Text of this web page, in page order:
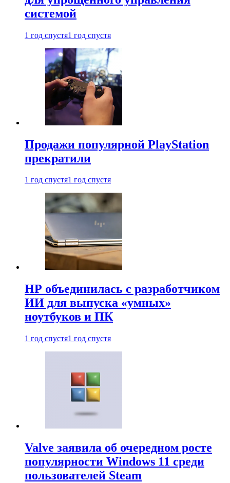
системой
1 год спустя1 год спустя
Продажи популярной PlayStation
прекратили
1 год спустя1 год спустя
HP объединилась с разработчиком
ИИ для выпуска «умных»
ноутбуков и ПК
1 год спустя1 год спустя
Valve заявила об очередном росте
популярности Windows 11 среди
пользователей Steam